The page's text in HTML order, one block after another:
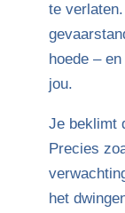
te
hoede –
jou.
Je beklimt
Precies
het